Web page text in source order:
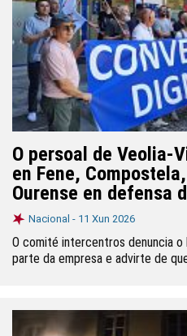
O persoal de Veolia-
en Fene,
Ourense en defensa
Nacional - 11 Xun 2026
O comité intercentros denuncia
parte da empresa e advirte de